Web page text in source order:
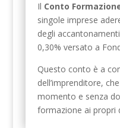
Il Conto
singole imprese
degli
0,30% versato a
Questo conto è a
dell’imprenditore,
momento e senza
formazione ai propri